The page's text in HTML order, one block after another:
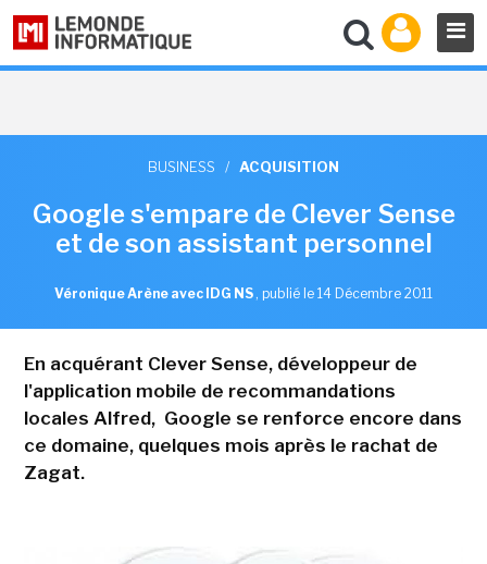
BUSINESS / ACQUISITION
Google s'empare de Clever Sense
et de son assistant personnel
Véronique Arène avec IDG NS , publié le 14 Décembre 2011
En acquérant Clever Sense, développeur de
l'application mobile de recommandations
locales Alfred, Google se renforce encore dans
ce domaine, quelques mois après le rachat de
Zagat.